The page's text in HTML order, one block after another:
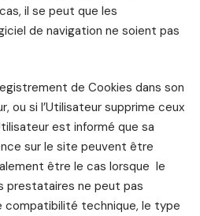
il se peut que les
de navigation ne soient pas
de Cookies dans son
ou si l’Utilisateur supprime ceux
est informé que sa
sur le site peuvent être
être le cas lorsque le
prestataires ne peut pas
compatibilité technique, le type